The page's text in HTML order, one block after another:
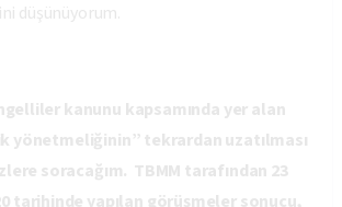
düşünüyorum.
kanunu kapsamında yer alan
yönetmeliğinin” tekrardan uzatılması
soracağım. TBMM tarafından 23
tarihinde yapılan görüşmeler sonucu,